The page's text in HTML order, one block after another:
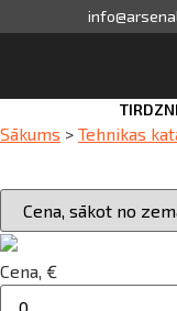
pavadzīmes
saraksts
to
Sākums > Tehnikas
Cena, €